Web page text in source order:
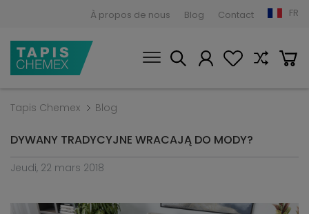
À propos de nous Blog Contact FR
Tapis Chemex Blog
DYWANY TRADYCYJNE WRACAJĄ DO MODY?
Jeudi, 22 mars 2018